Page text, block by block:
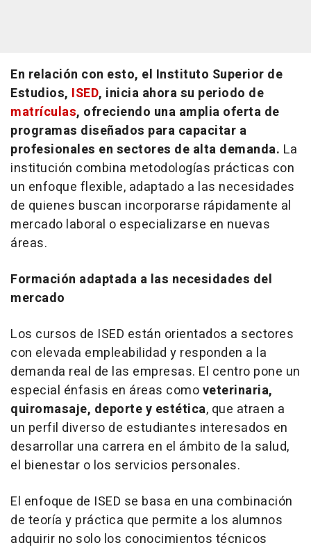
En relación con esto, el Instituto Superior de
Estudios, ISED, inicia ahora su periodo de
matrículas, ofreciendo una amplia oferta de
programas diseñados para capacitar a
profesionales en sectores de alta demanda. La
institución combina metodologías prácticas con
un enfoque flexible, adaptado a las necesidades
de quienes buscan incorporarse rápidamente al
mercado laboral o especializarse en nuevas
áreas.
Formación adaptada a las necesidades del
mercado
Los cursos de ISED están orientados a sectores
con elevada empleabilidad y responden a la
demanda real de las empresas. El centro pone un
especial énfasis en áreas comoveterinaria,
quiromasaje, deporte y estética, que atraen a
un perfil diverso de estudiantes interesados en
desarrollar una carrera en el ámbito de la salud,
el bienestar o los servicios personales.
El enfoque de ISED se basa en una combinación
de teoría y práctica que permite a los alumnos
adquirir no solo los conocimientos técnicos